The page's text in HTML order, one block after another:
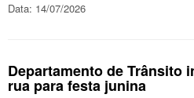
Data: 14/07/2026
Departamento de Trânsito
rua para festa junina